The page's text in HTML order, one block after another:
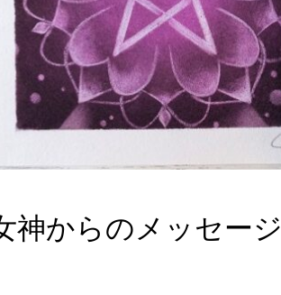
神からのメッセー